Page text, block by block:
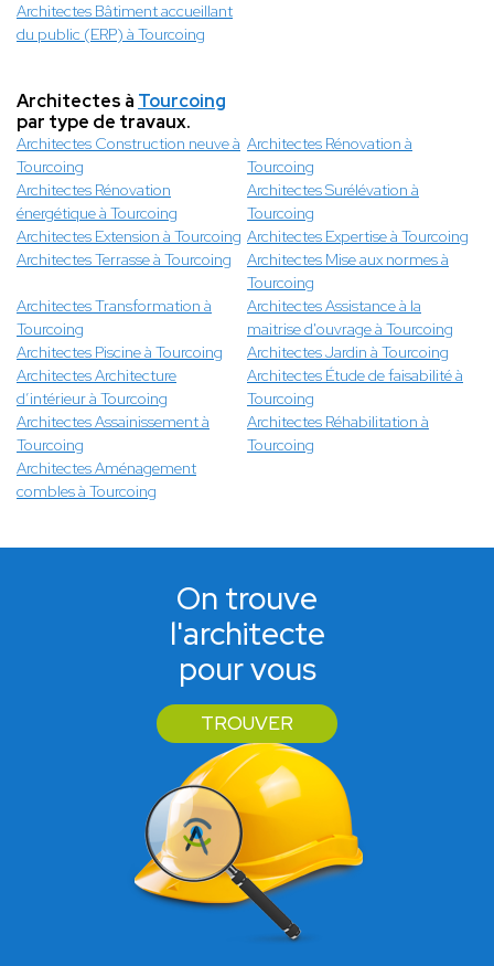
Architectes Bâtiment accueillant
du public (ERP) à Tourcoing
Architectes à Tourcoing
par type de travaux.
Architectes Construction neuve à
Tourcoing
Architectes Rénovation à
Tourcoing
Architectes Rénovation
énergétique à Tourcoing
Architectes Surélévation à
Tourcoing
Architectes Extension à Tourcoing Architectes Expertise à Tourcoing
Architectes Terrasse à Tourcoing
Architectes Mise aux normes à
Tourcoing
Architectes Transformation à
Tourcoing
Architectes Assistance à la
maitrise d'ouvrage à Tourcoing
Architectes Piscine à Tourcoing
Architectes Jardin à Tourcoing
Architectes Architecture
d’intérieur à Tourcoing
Architectes Étude de faisabilité à
Tourcoing
Architectes Assainissement à
Tourcoing
Architectes Réhabilitation à
Tourcoing
Architectes Aménagement
combles à Tourcoing
On trouve
l'architecte
pour vous
TROUVER